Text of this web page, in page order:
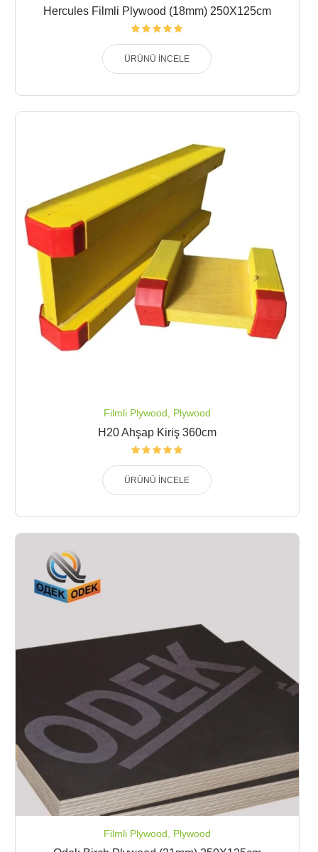
Hercules Filmli Plywood (18mm) 250X125cm
ÜRÜNÜ İNCELE
Filmli Plywood Plywood
H20 Ahşap Kiriş 360cm
ÜRÜNÜ İNCELE
Filmli Plywood Plywood